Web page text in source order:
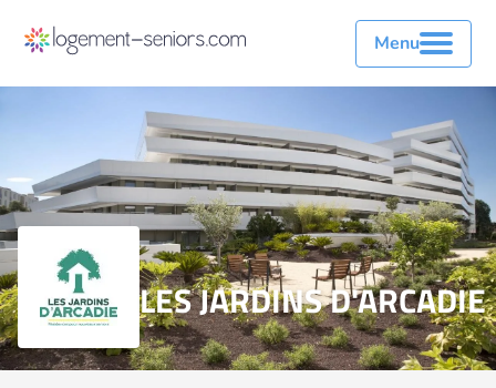
Menu
LES JARDINS D'ARCADIE